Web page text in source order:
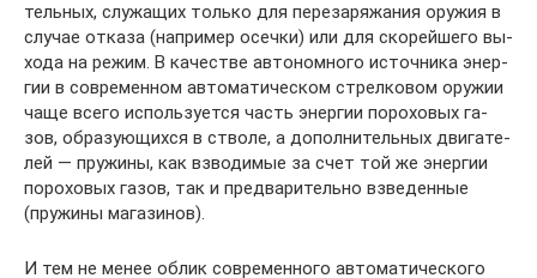
тель­ных, слу­жа­щих толь­ко для пе­ре­за­ря­жа­ния ору­жия в
слу­чае от­ка­за (на­при­мер осеч­ки) или для ско­рей­ше­го вы­
хо­да на ре­жим. В ка­че­ст­ве ав­то­ном­но­го ис­точ­ни­ка энер­
гии в со­вре­мен­ном ав­то­ма­ти­че­ском стрел­ко­вом ору­жии
ча­ще все­го ис­поль­зу­ет­ся часть энер­гии по­ро­хо­вых га­
зов, об­ра­зую­щих­ся в ство­ле, а до­пол­ни­тель­ных дви­га­те­
лей — пру­жи­ны, как взво­ди­мые за счет той же энер­гии
по­ро­хо­вых га­зов, так и пред­ва­ри­тель­но взве­ден­ные
(пру­жи­ны ма­га­зи­нов).
И тем не ме­нее об­лик со­вре­мен­но­го ав­то­ма­ти­че­ско­го